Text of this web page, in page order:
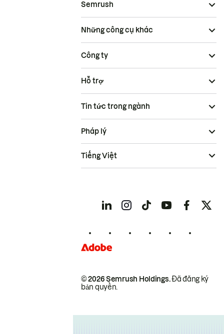
Semrush
Những công cụ khác
Công ty
Hỗ trợ
Tin tức trong ngành
© 2026 Semrush Holdings.Đã đăng ký
bản quyền.
Pháp lý
Tiếng Việt